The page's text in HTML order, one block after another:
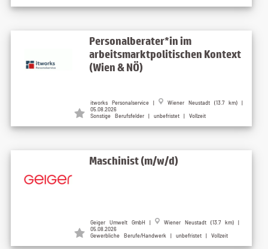
Personalberater*in im
arbeitsmarktpolitischen Kontext
(Wien & NÖ)
itworks Personalservice |
Wiener Neustadt (13.7 km) |
05.08.2026
Sonstige Berufsfelder | unbefristet | Vollzeit
Maschinist (m/w/d)
Geiger Umwelt GmbH |
Wiener Neustadt (13.7 km) |
05.08.2026
Gewerbliche Berufe/Handwerk | unbefristet | Vollzeit